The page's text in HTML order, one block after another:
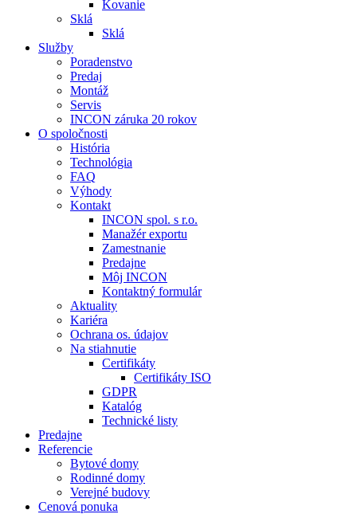
Kovanie
Sklá
Sklá
Služby
Poradenstvo
Predaj
Montáž
Servis
INCON záruka 20 rokov
O spoločnosti
História
Technológia
FAQ
Výhody
Kontakt
INCON spol. s r.o.
Manažér exportu
Zamestnanie
Predajne
Môj INCON
Kontaktný formulár
Aktuality
Kariéra
Ochrana os. údajov
Na stiahnutie
Certifikáty
Certifikáty ISO
GDPR
Katalóg
Technické listy
Predajne
Referencie
Bytové domy
Rodinné domy
Verejné budovy
Cenová ponuka